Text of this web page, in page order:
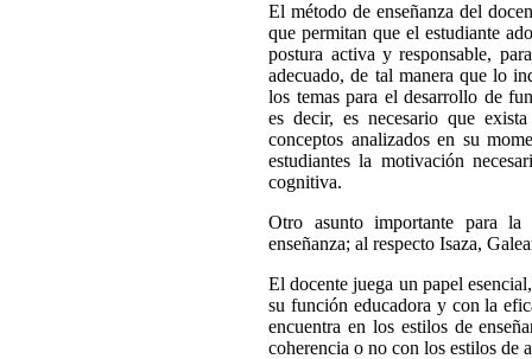
El método de enseñanza del
que permitan que el estudiante
postura activa y responsable,
adecuado, de tal manera que lo
los temas para el desarrollo de
es decir, es necesario que
conceptos analizados en su
estudiantes la motivación
cognitiva.
Otro asunto importante para
enseñanza; al respecto Isaza,
El docente juega un papel
su función educadora y con la
encuentra en los estilos de
coherencia o no con los estilos de